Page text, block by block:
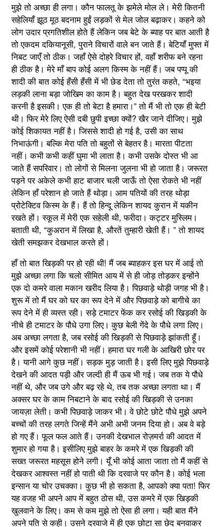
मुझे तो अच्छा ही लगा। कौन फालतू के झमेले मोल ले। मेरी कितनी
सहेलियाँ झूठ मूठ बदनाम हुईं लड़कों से मेल जोल बढ़ाकर। कहने को
लोग उदार प्रगतिशील होते हैं लेकिन जब बेटे के ब्याह पर बात आती है
तो एकदम दकियानूसी, पुराने विचारों वाले बन जाते हैं। बेटियाँ मुफ्त में
निबट जाएँ तो ठीक। जहाँ ऐसे दोहरे विचार हों, वहाँ शरीफ बने रहना
ही ठीक है। मेरे माँ बाप कोई अलग किस्म के नहीं हैं। जब पप्पू की
शादी की बात कोई हँसी हँसी में भी छेड देता तो तुरंत कहते, “भइया
लड़की लाना बड़ा जोखिम का काम है। बहुत देख परखकर शादी
करनी है इसकी। एक ही तो बेटा है हमारा।” तो मैं भी तो एक ही बेटी
थी। फिर मेरे लिए ऐसी दबी छुपी इच्छा क्यों? खैर जाने दीजिए। मुझे
कोई शिकायत नहीं है। जिससे शादी हो गई है, उसी का साथ
निभाऊंगी। बल्कि मेरा पति तो बहुतों से बेहतर है। मारता पीटता
नहीं। कभी कभी कहीं घुमा भी लाता है। कभी उसके दोस्त भी आ
जाते हैं सपरिवार। तो लोगों से मिलना जुलना भी हो जाता है। जरूरत
पड़ने पर अकेले कभी हाट बाजार चली जाऊँ तो ऐसा रोकते भी नहीं
लेकिन हाँ परेशान हो जाते हैं थोड़ा। आम पतियों की तरह थोड़ा
प्रोटेक्टिव किस्म के हैं। हैं तो हिन्दू लेकिन शायद कुरान में यकीन
रखते हों। स्कूल में मेरी एक सहेली थी, फरीदा। कट्टर मुस्लिम।
बताती थी, “कुअरान में लिखा है, औरतें तुम्हारी खेती हैं। ” तो शायद
खेती समझकर देखभाल करते हों।
हाँ तो बात खिड़की पर हो रही थी! मैं जब ब्याहकर इस घर में आई तो
मुझे अच्छा लगा कि चलो सीमित आय में से ही जोड़ तोड़कर इन्होंने
एक दो कमरे वाला मकान खरीद लिया है। पिछवाड़े थोड़ी जगह भी है।
शुरू में तो मैं घर को घर का रूप देने में और पिछवाड़े को बागीचे का
रूप देने में ही व्यस्त रही। सड़े टमाटर फेंक कर रसोई की खिड़की के
नीचे ही टमाटर के पौधे उगा लिए। कुछ बेली गेंदे के पौधे लगा लिए।
अब अच्छा लगता है, जब रसोई की खिड़की से पिछवाड़े झांकती हूँ।
और इसमें कोई परेशानी भी नहीं। हमारा घर गली के आखिरी छोर पर
है। यानी आगे कुछ नहीं। सड़क मुड़ जाती है। इसी लिए मुझे पिछवाड़े
देखने की आदत पड़ी और जल्दी ही मैं ऊब भी गई। जब तक ये पौधे
नहीं थे, और जब उगे और बढ़ रहे थे, तब तक अच्छा लगता था। मैं
अक्सर घर के काम निबटाने के बाद रसोई की खिड़की से उनका
जायज़ा लेती। कभी पिछवाड़े जाकर भी। वे छोटे छोटे पौधे मुझे अपने
बच्चों की तरह लगते जिन्हें मैंने अभी अभी जनम दिया हो। अब वे बड़े
हो गए हैं। फूल फल आते हैं। उनकी देखभाल रोज़मर्रा की आदत में
शुमार हो गया है। इसीलिए मुझे बाहर के कमरे में एक खिड़की की
सख्त जरूरत महसूस होने लगी। यूँ भी कोई आता जाता तो मैं कहीं से
देखकर आश्वस्त नहीं हो पाती थी कि दरवाजे पर कौन है। कोई भला
इन्सान या चोर उचक्का। कुछ भी हो सकता है, आपको क्या पता! फिर
यह वजह भी अपने आप में बहुत ठोस थी, उस कमरे में एक खिड़की
खुलवाने के लिए। कम से कम मुझे तो ऐसा ही लगा। यही बात मैंने
अपने पति से कही। उसने दरवाजे में ही एक छोटा सा छेद बनवाकर